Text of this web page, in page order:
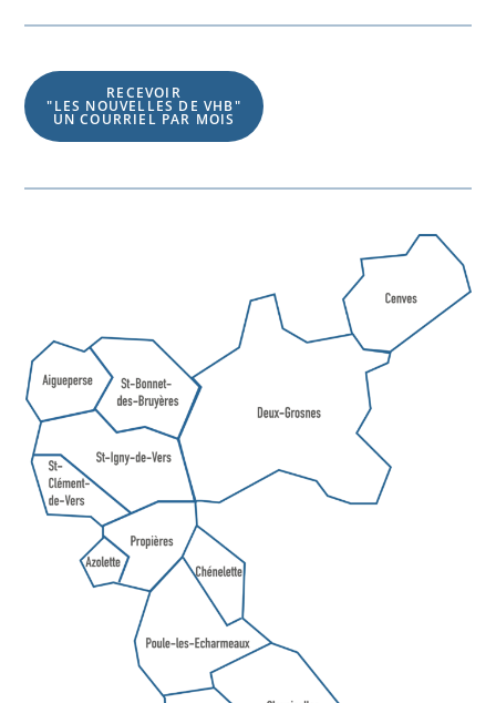
RECEVOIR
"LES NOUVELLES DE VHB"
UN COURRIEL PAR MOIS